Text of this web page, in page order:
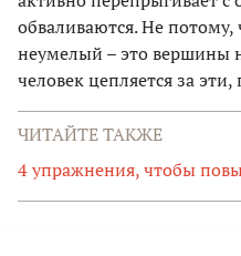
обваливаются. Не
неумелый – это вершины
человек цепляется за
ЧИТАЙТЕ ТАКЖЕ
4 упражнения, чтобы